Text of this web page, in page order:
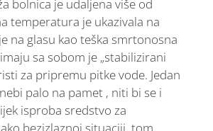
bolnica je udaljena više od
temperatura je ukazivala na
na glasu kao teška smrtonosna
sa sobom je „stabilizirani
za pripremu pitke vode. Jedan
palo na pamet , niti bi se i
isproba sredstvo za
bezizlaznoj situaciji, tom